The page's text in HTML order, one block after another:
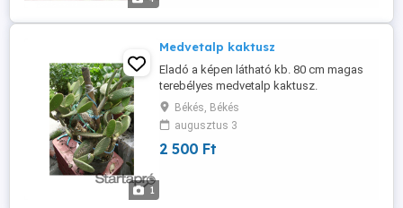
1
Medvetalp kaktusz
Eladó a képen látható kb. 80 cm magas
terebélyes medvetalp kaktusz.
Békés, Békés
augusztus 3
2 500 Ft